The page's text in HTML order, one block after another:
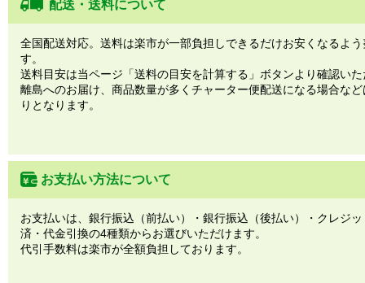
配送・送料について
全国配送対応。送料は楽市が一部負担しできるだけお安くなるよ
す。
送料目安は当ページ「送料の目安を計算する」ボタンより確認い
離島へのお届け、商品数量が多くチャーター便配送になる場合な
りとなります。
お支払い方法について
お支払いは、銀行振込（前払い）・銀行振込（後払い）・クレジ
済・代金引換の4種類からお選びいただけます。
代引手数料は楽市が全額負担しております。